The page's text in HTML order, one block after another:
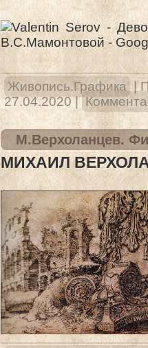
Живопись.Графика |
27.04.2020 |
М.Верхоланцев.
МИХАИЛ